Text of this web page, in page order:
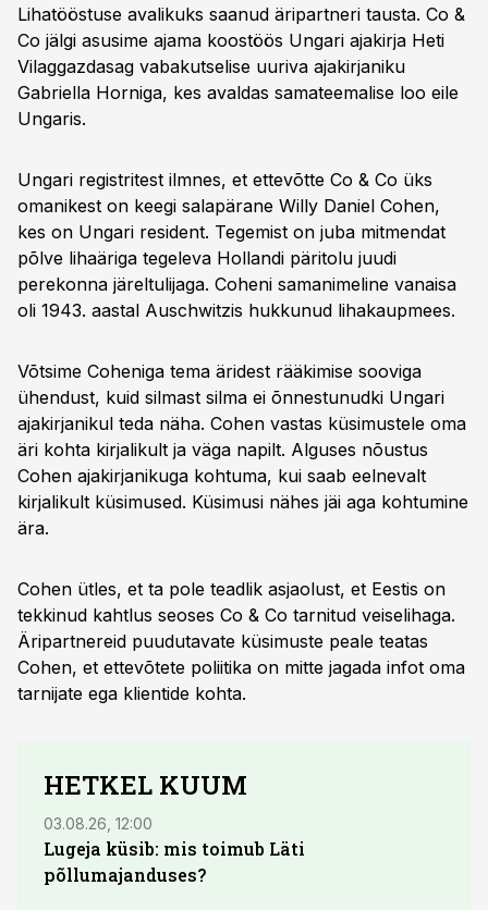
Lihatööstuse avalikuks saanud äripartneri tausta. Co &
Co jälgi asusime ajama koostöös Ungari ajakirja Heti
Vilaggazdasag vabakutselise uuriva ajakirjaniku
Gabriella Horniga, kes avaldas samateemalise loo eile
Ungaris.
Ungari registritest ilmnes, et ettevõtte Co & Co üks
omanikest on keegi salapärane Willy Daniel Cohen,
kes on Ungari resident. Tegemist on juba mitmendat
põlve lihaäriga tegeleva Hollandi päritolu juudi
perekonna järeltulijaga. Coheni samanimeline vanaisa
oli 1943. aastal Auschwitzis hukkunud lihakaupmees.
Võtsime Coheniga tema äridest rääkimise sooviga
ühendust, kuid silmast silma ei õnnestunudki Ungari
ajakirjanikul teda näha. Cohen vastas küsimustele oma
äri kohta kirjalikult ja väga napilt. Alguses nõustus
Cohen ajakirjanikuga kohtuma, kui saab eelnevalt
kirjalikult küsimused. Küsimusi nähes jäi aga kohtumine
ära.
Cohen ütles, et ta pole teadlik asjaolust, et Eestis on
tekkinud kahtlus seoses Co & Co tarnitud veiselihaga.
Äripartnereid puudutavate küsimuste peale teatas
Cohen, et ettevõtete poliitika on mitte jagada infot oma
tarnijate ega klientide kohta.
HETKEL KUUM
03.08.26, 12:00
Lugeja küsib: mis toimub Läti
põllumajanduses?